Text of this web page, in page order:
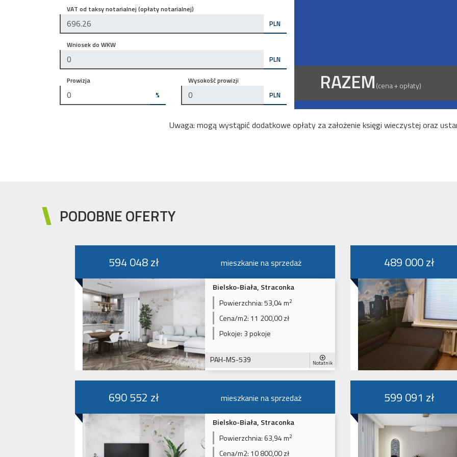
VAT od taksy notarialnej (opłaty notarialnej)
PLN
Wniosek do WKW
PLN
Prowizja
%
Wysokość prowizji
PLN RAZEM(cena + opłaty)
Uwaga: mogą wystąpić dodatkowe opłaty za założenie księgi wieczystej oraz
PODOBNE OFERTY
594 048 zł mieszkanie na sprzedaż
Bielsko-Biała, Straconka
Powierzchnia:53,04 m2
Cena/m2: 11 200,00 zł
Pokoje: 3 pokoje
PAH-MS-539 Notatnik
489 000 zł
690 552 zł mieszkanie na sprzedaż
Bielsko-Biała, Straconka
Powierzchnia:63,94 m2
Cena/m2: 10 800,00 zł
599 091 zł